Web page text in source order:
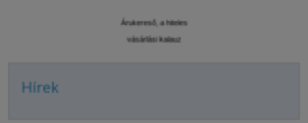
Árukereső, a hiteles
vásárlási kalauz
Hírek